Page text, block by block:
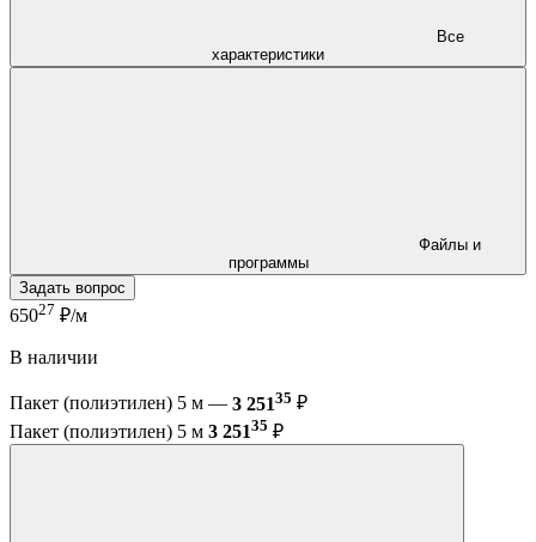
характеристики
программы
Задать вопрос
65027 ₽/м
В наличии
Пакет (полиэтилен) 5 м — 3 25135 ₽
Пакет (полиэтилен) 5 м 3 25135 ₽